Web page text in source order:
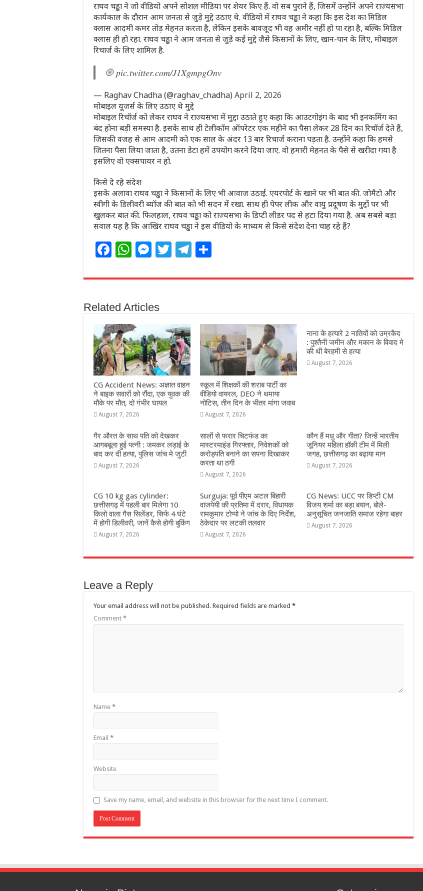
राघव चड्ढा ने जो वीडियो अपने सोशल मीडिया पर शेयर किए हैं. वो सब पुराने हैं, जिसमें उन्होंने अपने राज्यसभा
कार्यकाल के दौरान आम जनता से जुड़े मुद्दे उठाए थे. वीडियो में राघव चड्ढा ने कहा कि इस देश का मिडिल
क्लास आदमी कमर तोड़ मेहनत करता है, लेकिन इसके बावजूद भी वह अमीर नहीं हो पा रहा है, बल्कि मिडिल
क्लास ही हो रहा. राघव चड्ढा ने आम जनता से जुड़े कई मुद्दे जैसे किसानों के लिए, खान-पान के लिए, मोबाइल
रिचार्ज के लिए शामिल है.
🧿pic.twitter.com/J1XgmpgOnv
— Raghav Chadha (@raghav_chadha) April 2, 2026
मोबाइल यूजर्स के लिए उठाए थे मुद्दे
मोबाइल रिचॉर्ज को लेकर राघव ने राज्यसभा में मुद्दा उठाते हुए कहा कि आउटगोइंग के बाद भी इनकमिंग का
बंद होना बड़ी समस्या है. इसके साथ ही टेलीकॉम ऑपरेटर एक महीने का पैसा लेकर 28 दिन का रिचॉर्ज देते हैं,
जिसकी वजह से आम आदमी को एक साल के अंदर 13 बार रिचार्ज कराना पड़ता है. उन्होंने कहा कि हमसे
जितना पैसा लिया जाता है, उतना डेटा हमें उपयोग करने दिया जाए. वो हमारी मेहनत के पैसे से खरीदा गया है
इसलिए वो एक्सपायर न हो.
किसे दे रहे संदेश
इसके अलावा राघव चड्ढा ने किसानों के लिए भी आवाज उठाई. एयरपोर्ट के खाने पर भी बात की. जोमैटो और
स्वीगी के डिलीवरी ब्यॉज की बात को भी सदन में रखा. साथ ही पेपर लीक और वायु प्रदूषण के मुद्दों पर भी
खुलकर बात की. फिलहाल, राघव चड्ढा को राज्यसभा के डिप्टी लीडर पद से हटा दिया गया है. अब सबसे बड़ा
सवाल यह है कि आखिर राघव चड्ढा ने इस वीडियो के माध्यम से किसे संदेश देना चाह रहे हैं?
F
c
e
b
o
o
k
W
at
s
A
p
p
M
ss
n
g
e
r
T
itt
T
e
m
ar
Related Articles
CG Accident News: अज्ञात वाहन
ने बाइक सवारों को रौंदा, एक युवक की
मौके पर मौत, दो गंभीर घायल
August 7, 2026
स्कूल में शिक्षकों की शराब पार्टी का
वीडियो वायरल, DEO ने थमाया
नोटिस, तीन दिन के भीतर मांगा जवाब
August 7, 2026
नाना के हत्यारे 2 नातियों को उम्रकैद
: पुश्तैनी जमीन और मकान के विवाद मे
की थी बेरहमी से हत्या
August 7, 2026
गैर औरत के साथ पति को देखकर
आगबबूला हुई पत्नी : जमकर लड़ाई के
बाद कर दी हत्या, पुलिस जांच मे जुटी
August 7, 2026
सालों से फरार चिटफंड का
मास्टरमाइंड गिरफ्तार, निवेशकों को
करोड़पति बनाने का सपना दिखाकर
करता था ठगी
August 7, 2026
कौन हैं मधु और गीता? जिन्हें भारतीय
जूनियर महिला हॉकी टीम में मिली
जगह, छत्तीसगढ़ का बढ़ाया मान
August 7, 2026
CG 10 kg gas cylinder:
छत्तीसगढ़ में पहली बार मिलेगा 10
किलो वाला गैस सिलेंडर, सिर्फ 4 घंटे
में होगी डिलीवरी, जानें कैसे होगी बुकिंग
August 7, 2026
Surguja: पूर्व पीएम अटल बिहारी
वाजपेयी की प्रतिमा में दरार, विधायक
रामकुमार टोप्पो ने जांच के दिए निर्देश,
ठेकेदार पर लटकी तलवार
August 7, 2026
CG News: UCC पर डिप्टी CM
विजय शर्मा का बड़ा बयान, बोले-
अनुसूचित जनजाति समाज रहेगा बाहर
August 7, 2026
Leave a Reply
Your email address will not be published. Required fields are marked *
Comment *
Name *
Email *
Website
Save my name, email, and website in this browser for the next time I comment.